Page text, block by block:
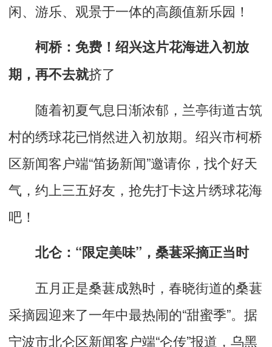
闲、游乐、观景于一体的高颜值新乐园！
柯桥：免费！绍兴这片花海进入初放
期，再不去就挤了
随着初夏气息日渐浓郁，兰亭街道古筑
村的绣球花已悄然进入初放期。绍兴市柯桥
区新闻客户端“笛扬新闻”邀请你，找个好天
气，约上三五好友，抢先打卡这片绣球花海
吧！
北仑：“限定美味”，桑葚采摘正当时
五月正是桑葚成熟时，春晓街道的桑葚
采摘园迎来了一年中最热闹的“甜蜜季”。据
宁波市北仑区新闻客户端“仑传”报道，乌黑